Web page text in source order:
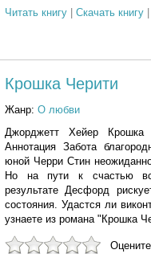
Читать книгу Скачать книгу
Крошка Черити
Жанр: О любви
Джорджетт Хейер
Аннотация Забота
юной Черри Стин
Но на пути к счастью
результате Десфорд
состояния. Удастся ли
узнаете из романа "Крошка